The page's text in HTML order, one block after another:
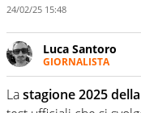
24/02/25 15:48
Luca Santoro
GIORNALISTA
Esperto di
di tutto ciò che
meglio di sé
Lastagione 2025 della